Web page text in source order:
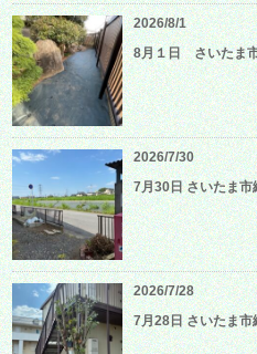
2026/8/1
8月１日 さいたま
2026/7/30
7月30日 さいたま市
2026/7/28
7月28日 さいたま